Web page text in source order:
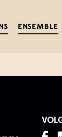
ENSEMBLE
EEN